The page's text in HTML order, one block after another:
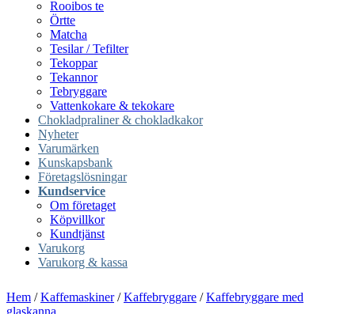
Rooibos te
Örtte
Matcha
Tesilar / Tefilter
Tekoppar
Tekannor
Tebryggare
Vattenkokare & tekokare
Chokladpraliner & chokladkakor
Nyheter
Varumärken
Kunskapsbank
Företagslösningar
Kundservice
Om företaget
Köpvillkor
Kundtjänst
Varukorg
Varukorg & kassa
Hem /Kaffemaskiner/Kaffebryggare /Kaffebryggare med
glaskanna